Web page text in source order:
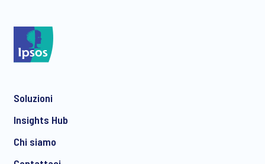
Soluzioni
Insights Hub
Chi siamo